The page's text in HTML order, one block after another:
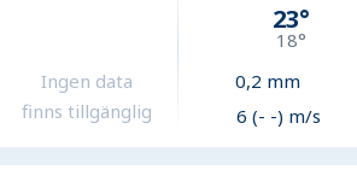
Ingen data
finns tillgänglig
23°
18°
0,2 mm
6 (- -) m/s